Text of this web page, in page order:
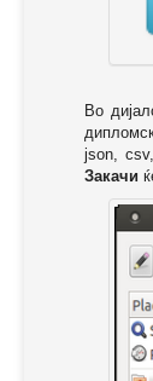
Во
json,
Закачи